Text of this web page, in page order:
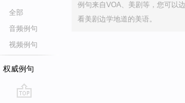
全部
音频例句
视频例句
权威例句
例句来自VOA、美剧等，您可以边
看美剧边学地道的美语。